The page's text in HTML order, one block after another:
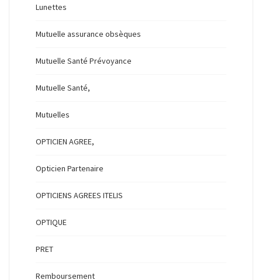
Lunettes
Mutuelle assurance obsèques
Mutuelle Santé Prévoyance
Mutuelle Santé,
Mutuelles
OPTICIEN AGREE,
Opticien Partenaire
OPTICIENS AGREES ITELIS
OPTIQUE
PRET
Remboursement